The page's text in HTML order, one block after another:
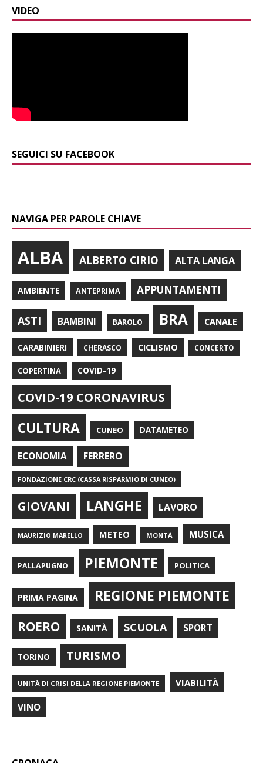
VIDEO
SEGUICI SU FACEBOOK
NAVIGA PER PAROLE CHIAVE
ALBA ALBERTO CIRIO ALTA LANGA
AMBIENTE ANTEPRIMA APPUNTAMENTI
ASTI BAMBINI BAROLO BRA CANALE
CARABINIERI CHERASCO CICLISMO CONCERTO
COPERTINA COVID-19
COVID-19 CORONAVIRUS
CULTURA CUNEO DATAMETEO
ECONOMIA FERRERO
FONDAZIONE CRC (CASSA RISPARMIO DI CUNEO)
GIOVANI LANGHE LAVORO
MAURIZIO MARELLO METEO MONTÀ MUSICA
PALLAPUGNO PIEMONTE POLITICA
PRIMA PAGINA REGIONE PIEMONTE
ROERO SANITÀ SCUOLA SPORT
TORINO TURISMO
UNITÀ DI CRISI DELLA REGIONE PIEMONTE VIABILITÀ
VINO